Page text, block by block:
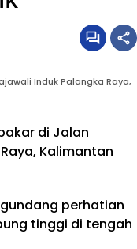
Induk Palangka Raya,
di Jalan
Kalimantan
perhatian
tinggi di tengah